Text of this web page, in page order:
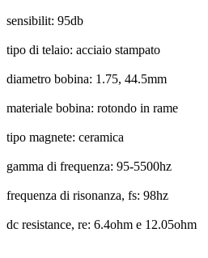
sensibilit: 95db
tipo di telaio: acciaio stampato
diametro bobina: 1.75, 44.5mm
materiale bobina: rotondo in rame
tipo magnete: ceramica
gamma di frequenza: 95-5500hz
frequenza di risonanza, fs: 98hz
dc resistance, re: 6.4ohm e 12.05ohm